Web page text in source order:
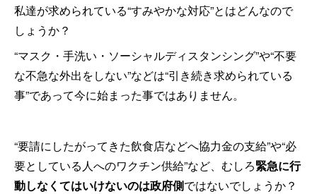
私達が求められている“すみやかな対応”とはどんなので
しょうか？
“マスク・手洗い・ソーシャルディスタンシング”や“不要
な不急な外出をしない”などは“引き続き求められている
事”であって今に始まった事ではありません。
“要請にしたがってきた飲食店などへ協力金の支給”や“必
要としている人へのワクチン供給”など、むしろ緊急に行
動しなくてはいけないのは政府側ではないでしょうか？